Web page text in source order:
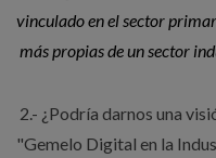
vinculado en el sector
más propias de un sector
2.- ¿Podría darnos una
"Gemelo Digital en la